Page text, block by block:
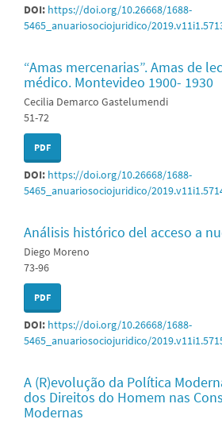
DOI: https://doi.org/10.26668/1688-
5465_anuariosociojuridico/
“Amas mercenarias”. Amas de
médico. Montevideo 1900- 1930
Cecilia Demarco Gastelumendi
51-72
PDF
DOI: https://doi.org/10.26668/1688-
5465_anuariosociojuridico/
Análisis histórico del acceso a
Diego Moreno
73-96
PDF
DOI: https://doi.org/10.26668/1688-
5465_anuariosociojuridico/
A (R)evolução da Política
dos Direitos do Homem nas
Modernas